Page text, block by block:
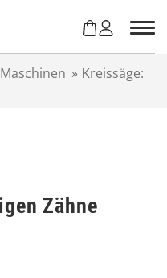
Maschinen » Kreissäge:
Zähne